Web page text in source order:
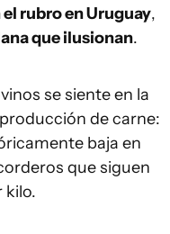
rubro en Uruguay,
que ilusionan.
se siente en la
de carne:
baja en
que siguen
kilo.